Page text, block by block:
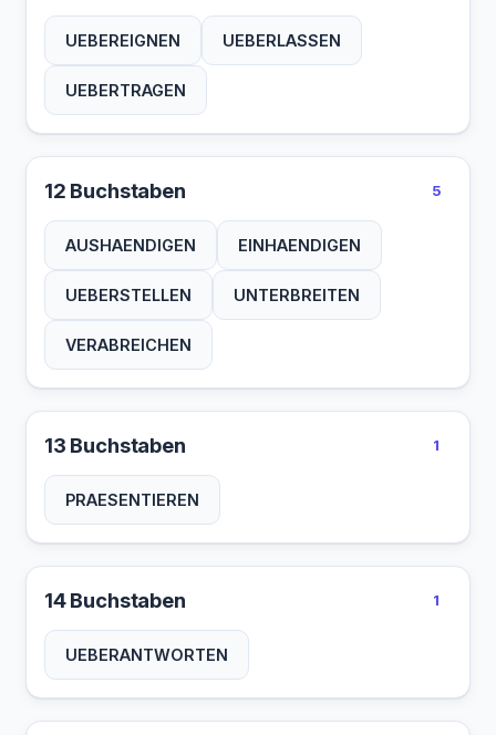
UEBEREIGNEN UEBERLASSEN
UEBERTRAGEN
12 Buchstaben 5
AUSHAENDIGEN EINHAENDIGEN
UEBERSTELLEN UNTERBREITEN
VERABREICHEN
13 Buchstaben 1
PRAESENTIEREN
14 Buchstaben 1
UEBERANTWORTEN